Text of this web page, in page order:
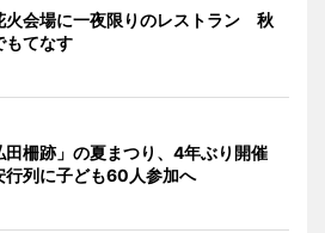
火会場に一夜限りのレストラン 秋
もてなす
田柵跡」の夏まつり、4年ぶり開催
列に子ども60人参加へ